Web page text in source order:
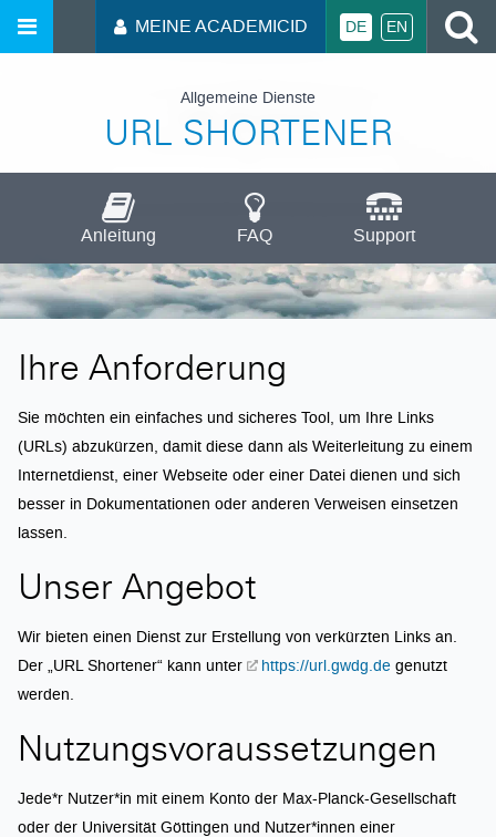
MEINE ACADEMICID DE EN
Allgemeine Dienste
URL SHORTENER
Anleitung FAQ Support
Ihre Anforderung
Sie möchten ein einfaches und sicheres Tool, um Ihre Links
(URLs) abzukürzen, damit diese dann als Weiterleitung zu einem
Internetdienst, einer Webseite oder einer Datei dienen und sich
besser in Dokumentationen oder anderen Verweisen einsetzen
lassen.
Unser Angebot
Wir bieten einen Dienst zur Erstellung von verkürzten Links an.
Der „URL Shortener“ kann unter
https://url.gwdg.de genutzt
werden.
Nutzungsvoraussetzungen
Jede*r Nutzer*in mit einem Konto der Max-Planck-Gesellschaft
oder der Universität Göttingen und Nutzer*innen einer